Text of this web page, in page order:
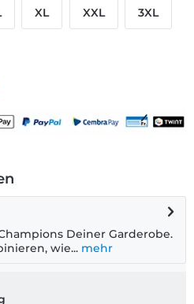
XL XXL 3XL
Deiner Garderobe.
wie... mehr